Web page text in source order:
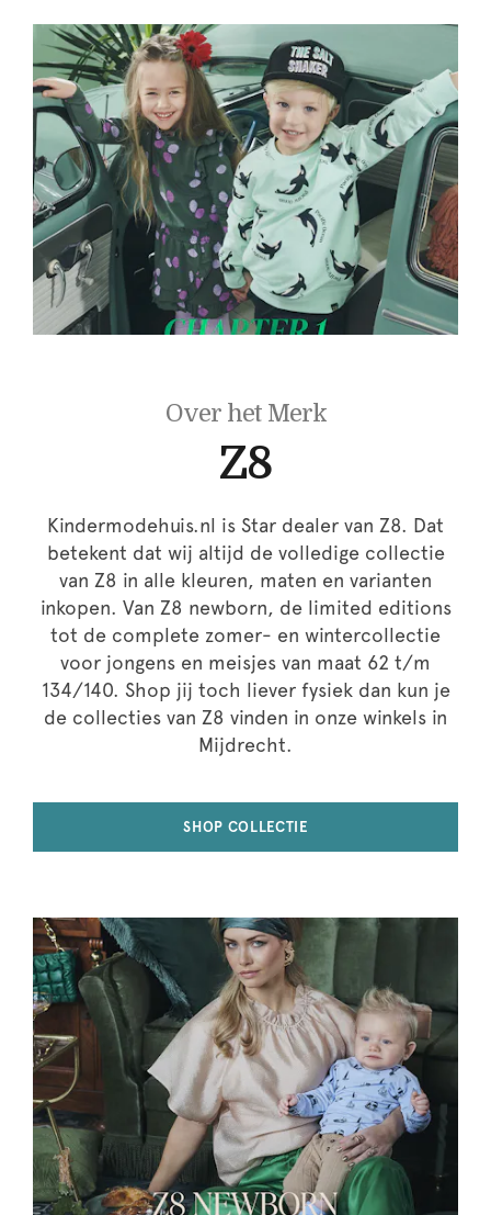
Over het Merk
Z8
Kindermodehuis.nl is Star dealer van Z8. Dat
betekent dat wij altijd de volledige collectie
van Z8 in alle kleuren, maten en varianten
inkopen. Van Z8 newborn, de limited editions
tot de complete zomer- en wintercollectie
voor jongens en meisjes van maat 62 t/m
134/140. Shop jij toch liever fysiek dan kun je
de collecties van Z8 vinden in onze winkels in
Mijdrecht.
SHOP COLLECTIE